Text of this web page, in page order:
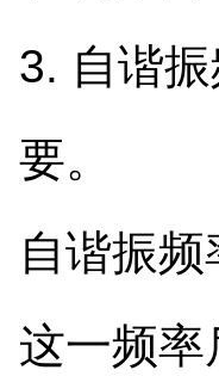
3. 自谐
要。
自谐振
这一频